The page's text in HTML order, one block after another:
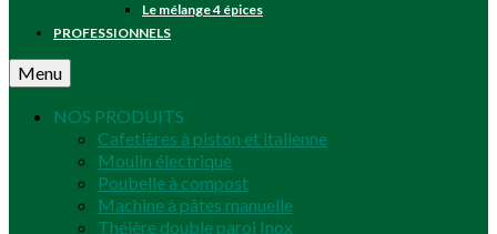
Le mélange 4 épices
PROFESSIONNELS
Menu
NOS PRODUITS
Cafetières à piston et italienne
Moulin électrique
Poubelle à compost
Machine à pâtes manuelle
Théière double paroi Inox